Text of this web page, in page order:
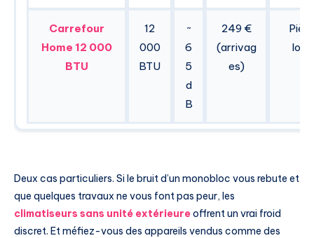
Carrefour
Home 12 000
BTU
12
000
BTU
~
6
5
d
B
249 €
(arrivag
es)
Deux cas particuliers. Si le bruit d’un monobloc vous rebute et
que quelques travaux ne vous font pas peur, les
climatiseurs sans unité extérieure offrent un vrai froid
discret. Et méfiez-vous des appareils vendus comme des